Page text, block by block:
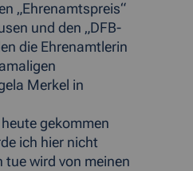
„Ehrenamtspreis“
und den „DFB-
die Ehrenamtlerin
Merkel in
gekommen
ich hier nicht
tue wird von meinen